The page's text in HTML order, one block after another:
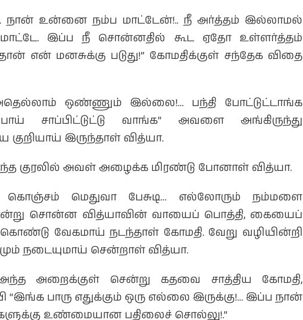
நான் உன்னை நம்ப மாட்டேன்!.. நீ அர்த்தம் இல்லாமல்
மாட்டே. இப்ப நீ சொன்னதில் கூட ஏதோ உள்ளர்த்தம்
என் மனசுக்கு படுது!” கோமதிக்குள் சந்தேக விதை
ஒண்ணும் இல்லை!… பந்தி போட்டுட்டாங்க
சாப்பிட்டுட்டு வாங்க” அவளை அங்கிருந்து
குறியாய் இருந்தாள் வித்யா.
குரலில் அவள் அழைக்க மிரண்டு போனாள் வித்யா.
கொஞ்சம் மெதுவா பேசுடி… எல்லோரும் நம்மளை
என்று சொன்ன வித்யாவின் வாயைப் பொத்தி, கையைப்
கொண்டு வேகமாய் நடந்தாள் கோமதி. வேறு வழியின்றி
நடையுமாய் சென்றாள் வித்யா.
அந்த அறைக்குள் சென்று கதவை சாத்திய கோமதி,
“இங்க பாரு எதுக்கும் ஒரு எல்லை இருக்கு!… இப்ப நான்
உண்மையான பதிலைச் சொல்லு!.”